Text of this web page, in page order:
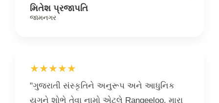
મિતેશ પ્રજાપતિ
જામનગર
★★★★★
"ગુજરાતી સંસ્કૃતિને અનુરૂપ અને આધુનિક
યુગને શોભે તેવા નામો એટલે Rangeeloo. મારા